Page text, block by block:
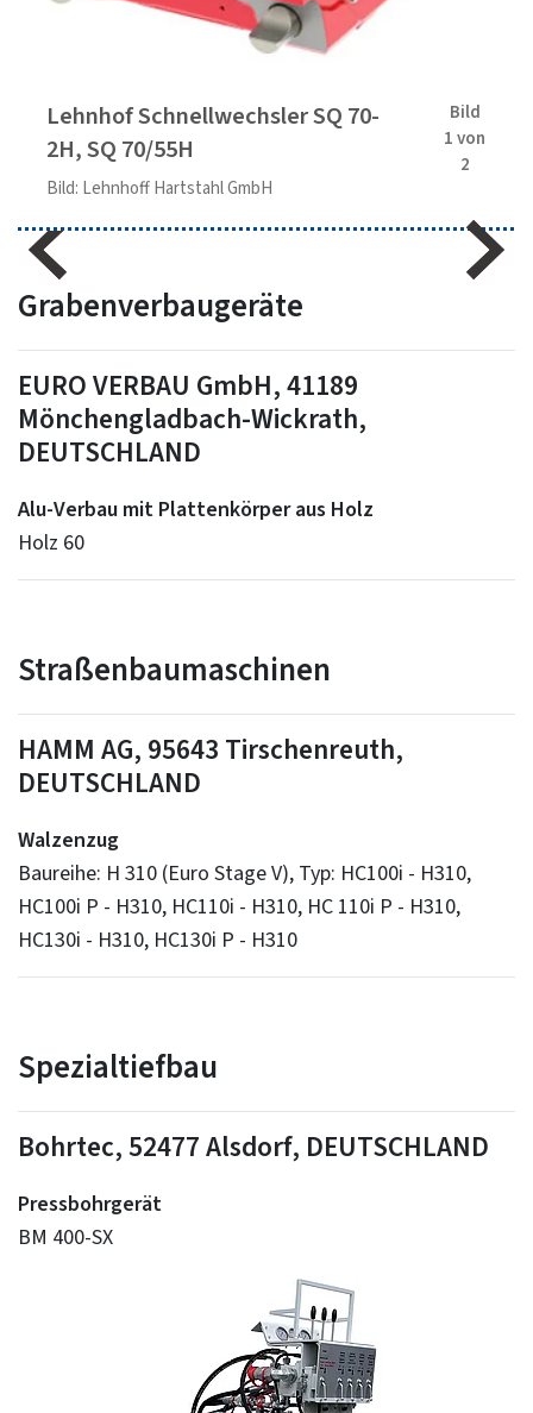
Lehnhof Schnellwechsler SQ 70-
2H, SQ 70/55H
Bild: Lehnhoff Hartstahl GmbH
Bild
1 von
2
Grabenverbaugeräte
EURO VERBAU GmbH, 41189
Mönchengladbach-Wickrath,
DEUTSCHLAND
Alu-Verbau mit Plattenkörper aus Holz
Holz 60
Straßenbaumaschinen
HAMM AG, 95643 Tirschenreuth,
DEUTSCHLAND
Walzenzug
Baureihe: H 310 (Euro Stage V), Typ: HC100i - H310,
HC100i P - H310, HC110i - H310, HC 110i P - H310,
HC130i - H310, HC130i P - H310
Spezialtiefbau
Bohrtec, 52477 Alsdorf, DEUTSCHLAND
Pressbohrgerät
BM 400-SX